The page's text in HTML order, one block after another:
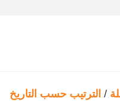
/ الترتيب حسب التاريخ